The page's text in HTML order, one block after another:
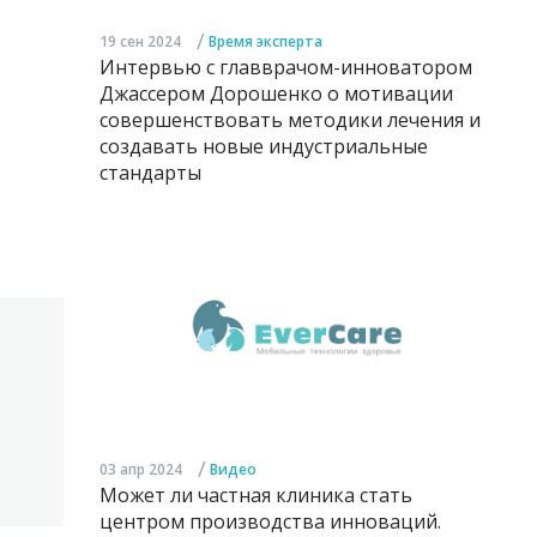
19 сен 2024 / Время эксперта
Интервью с главврачом-инноватором
Джассером Дорошенко о мотивации
совершенствовать методики лечения и
создавать новые индустриальные
стандарты
03 апр 2024 / Видео
Может ли частная клиника стать
центром производства инноваций.